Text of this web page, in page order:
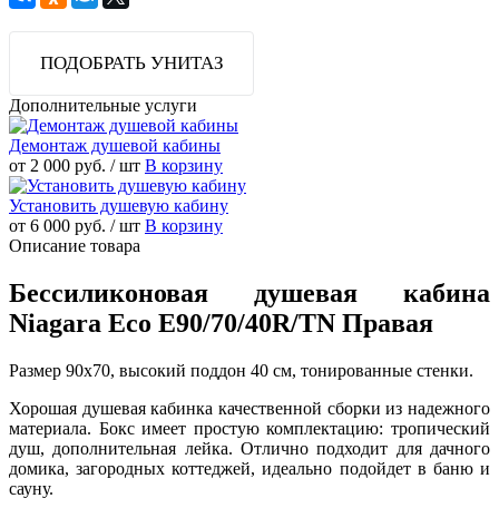
ПОДОБРАТЬ УНИТАЗ
Дополнительные услуги
Демонтаж душевой кабины
от 2 000 руб. / шт В корзину
Установить душевую кабину
от 6 000 руб. / шт В корзину
Описание товара
Бессиликоновая душевая кабина
Niagara Eco E90/70/40R/ТN Правая
Размер 90x70, высокий поддон 40 см, тонированные стенки.
Хорошая душевая кабинка качественной сборки из надежного
материала. Бокс имеет простую комплектацию: тропический
душ, дополнительная лейка. Отлично подходит для дачного
домика, загородных коттеджей, идеально подойдет в баню и
сауну.